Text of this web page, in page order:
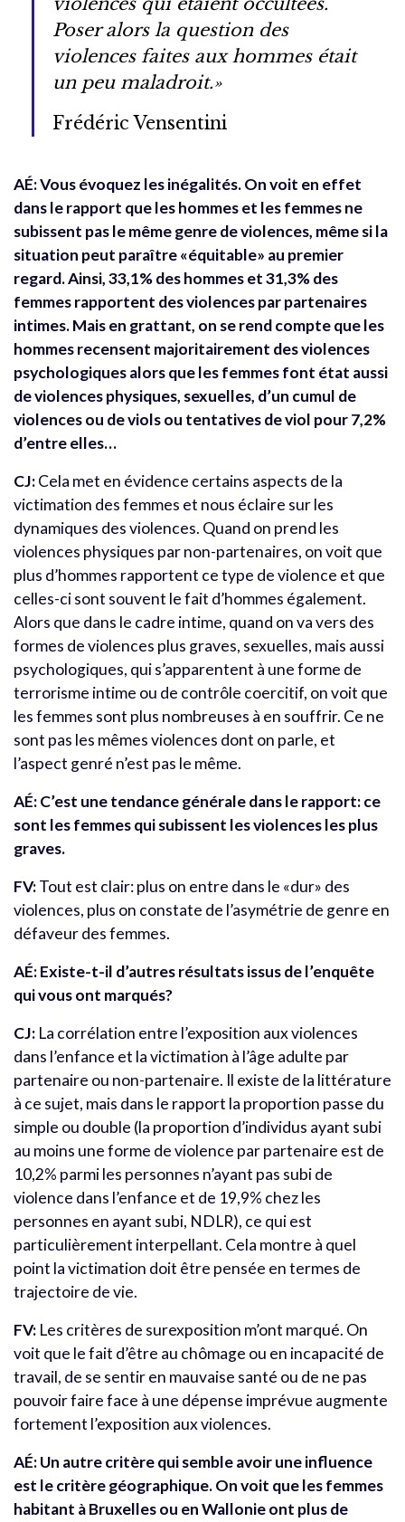
Poser alors la question des
violences faites aux hommes était
un peu maladroit.»
Frédéric Vensentini
AÉ: Vous évoquez les inégalités. On voit en effet
dans le rapport que les hommes et les femmes ne
subissent pas le même genre de violences, même si la
situation peut paraître «équitable» au premier
regard. Ainsi, 33,1% des hommes et 31,3% des
femmes rapportent des violences par partenaires
intimes. Mais en grattant, on se rend compte que les
hommes recensent majoritairement des violences
psychologiques alors que les femmes font état aussi
de violences physiques, sexuelles, d’un cumul de
violences ou de viols ou tentatives de viol pour 7,2%
d’entre elles…
CJ:Cela met en évidence certains aspects de la
victimation des femmes et nous éclaire sur les
dynamiques des violences. Quand on prend les
violences physiques par non-partenaires, on voit que
plus d’hommes rapportent ce type de violence et que
celles-ci sont souvent le fait d’hommes également.
Alors que dans le cadre intime, quand on va vers des
formes de violences plus graves, sexuelles, mais aussi
psychologiques, qui s’apparentent à une forme de
terrorisme intime ou de contrôle coercitif, on voit que
les femmes sont plus nombreuses à en souffrir. Ce ne
sont pas les mêmes violences dont on parle, et
l’aspect genré n’est pas le même.
AÉ: C’est une tendance générale dans le rapport: ce
sont les femmes qui subissent les violences les plus
graves.
FV:Tout est clair: plus on entre dans le «dur» des
violences, plus on constate de l’asymétrie de genre en
défaveur des femmes.
AÉ: Existe-t-il d’autres résultats issus de l’enquête
qui vous ont marqués?
CJ: La corrélation entre l’exposition aux violences
dans l’enfance et la victimation à l’âge adulte par
partenaire ou non-partenaire. Il existe de la littérature
à ce sujet, mais dans le rapport la proportion passe du
simple ou double (la proportion d’individus ayant subi
au moins une forme de violence par partenaire est de
10,2% parmi les personnes n’ayant pas subi de
violence dans l’enfance et de 19,9% chez les
personnes en ayant subi, NDLR), ce qui est
particulièrement interpellant. Cela montre à quel
point la victimation doit être pensée en termes de
trajectoire de vie.
FV: Les critères de surexposition m’ont marqué. On
voit que le fait d’être au chômage ou en incapacité de
travail, de se sentir en mauvaise santé ou de ne pas
pouvoir faire face à une dépense imprévue augmente
fortement l’exposition aux violences.
AÉ: Un autre critère qui semble avoir une influence
est le critère géographique. On voit que les femmes
habitant à Bruxelles ou en Wallonie ont plus de